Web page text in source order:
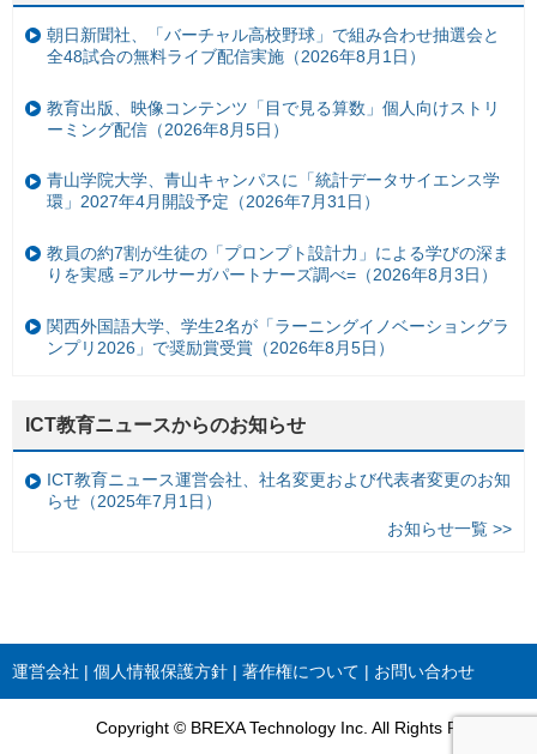
朝日新聞社、「バーチャル高校野球」で組み合わせ抽選会と
全48試合の無料ライブ配信実施（2026年8月1日）
教育出版、映像コンテンツ「目で見る算数」個人向けストリ
ーミング配信（2026年8月5日）
青山学院大学、青山キャンパスに「統計データサイエンス学
環」2027年4月開設予定（2026年7月31日）
教員の約7割が生徒の「プロンプト設計力」による学びの深ま
りを実感 =アルサーガパートナーズ調べ=（2026年8月3日）
関西外国語大学、学生2名が「ラーニングイノベーショングラ
ンプリ2026」で奨励賞受賞（2026年8月5日）
ICT教育ニュースからのお知らせ
ICT教育ニュース運営会社、社名変更および代表者変更のお知
らせ（2025年7月1日）
お知らせ一覧 >>
運営会社 個人情報保護方針 著作権について お問い合わせ
Copyright © BREXA Technology Inc. All Rights Reserved.